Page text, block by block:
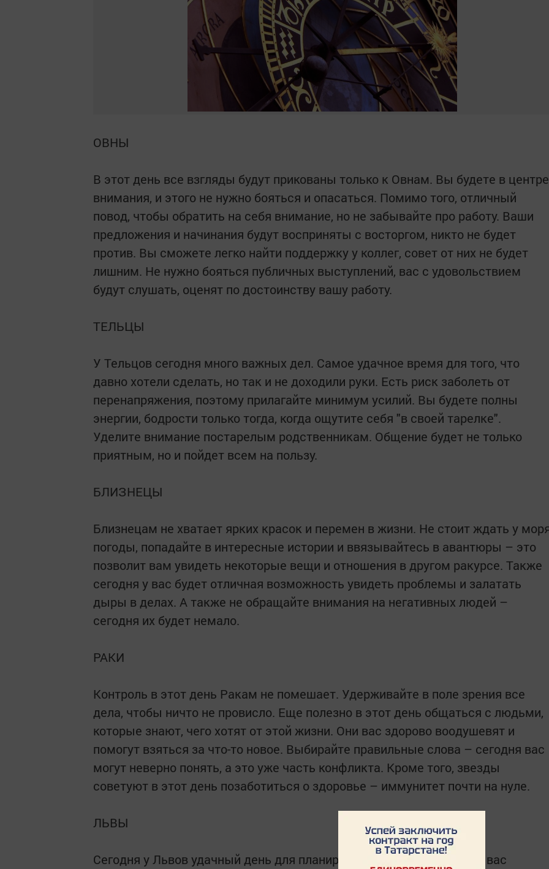
ОВНЫ
В этот день все взгляды будут прикованы только к Овнам. Вы будете в центре
внимания, и этого не нужно бояться и опасаться. Помимо того, отличный
повод, чтобы обратить на себя внимание, но не забывайте про работу. Ваши
предложения и начинания будут восприняты с восторгом, никто не будет
против. Вы сможете легко найти поддержку у коллег, совет от них не будет
лишним. Не нужно бояться публичных выступлений, вас с удовольствием
будут слушать, оценят по достоинству вашу работу.
ТЕЛЬЦЫ
У Тельцов сегодня много важных дел. Самое удачное время для того, что
давно хотели сделать, но так и не доходили руки. Есть риск заболеть от
перенапряжения, поэтому прилагайте минимум усилий. Вы будете полны
энергии, бодрости только тогда, когда ощутите себя "в своей тарелке".
Уделите внимание постарелым родственникам. Общение будет не только
приятным, но и пойдет всем на пользу.
БЛИЗНЕЦЫ
Близнецам не хватает ярких красок и перемен в жизни. Не стоит ждать у
погоды, попадайте в интересные истории и ввязывайтесь в авантюры – это
позволит вам увидеть некоторые вещи и отношения в другом ракурсе. Также
сегодня у вас будет отличная возможность увидеть проблемы и залатать
дыры в делах. А также не обращайте внимания на негативных людей –
сегодня их будет немало.
РАКИ
Контроль в этот день Ракам не помешает. Удерживайте в поле зрения все
дела, чтобы ничто не провисло. Еще полезно в этот день общаться с людьми,
которые знают, чего хотят от этой жизни. Они вас здорово воодушевят и
помогут взяться за что-то новое. Выбирайте правильные слова – сегодня вас
могут неверно понять, а это уже часть конфликта. Кроме того, звезды
советуют в этот день позаботиться о здоровье – иммунитет почти на нуле.
ЛЬВЫ
Сегодня у Львов удачный день для планирования каких-либо дел. У вас